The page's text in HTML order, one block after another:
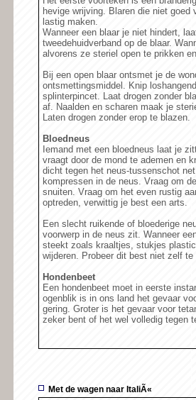
hevige wrijving. Blaren die niet goed
lastig maken.
Wanneer een blaar je niet hindert,
tweedehuidverband op de blaar.
alvorens ze steriel open te prikken
Bij een open blaar ontsmet je de
ontsmettingsmiddel. Knip
splinterpincet. Laat drogen zonder
af. Naalden en scharen maak je
Laten drogen zonder erop te blazen.
Bloedneus
Iemand met een bloedneus laat je
vraagt door de mond te ademen en
dicht tegen het neus-tussenschot
kompressen in de neus. Vraag om
snuiten. Vraag om het even rustig
optreden, verwittig je best een arts.
Een slecht ruikende of bloederige
voorwerp in de neus zit. Wanneer
steekt zoals kraaltjes, stukjes
wijderen. Probeer dit best niet zelf te
Hondenbeet
Een hondenbeet moet in eerste
ogenblik is in ons land het gevaar
gering. Groter is het gevaar voor
zeker bent of het wel volledig tegen
Met de wagen naar ItaliÃ«